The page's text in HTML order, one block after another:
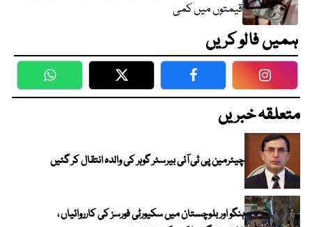
قیمتوں میں کمی
ہمیں فالو کریں
WhatsApp Twitter Facebook
متعلقہ خبریں
چیئرمین پی ٹی آئی بیرسٹر گوہر کی والدہ انتقال کر گئیں
ہنگو اور بلوچستان میں سکیورٹی فورسز کی کارروائیاں ،